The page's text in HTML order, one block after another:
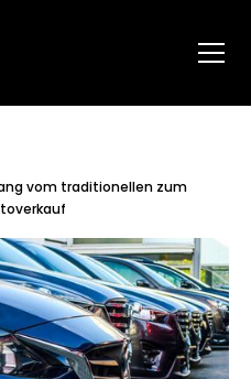
vom traditionellen zum